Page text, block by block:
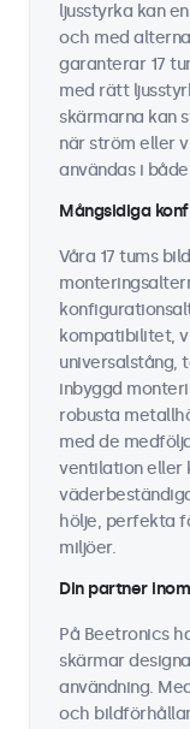
ljusstyrka kan
och med
garanterar 17
med rätt
skärmarna kan
när ström eller
användas i
Mångsidiga
Våra 17 tums
kompatibilitet,
universalstång,
inbyggd
robusta
med de
ventilation eller
hölje, perfekta
miljöer.
Din partner
På Beetronics
skärmar
användning.
och